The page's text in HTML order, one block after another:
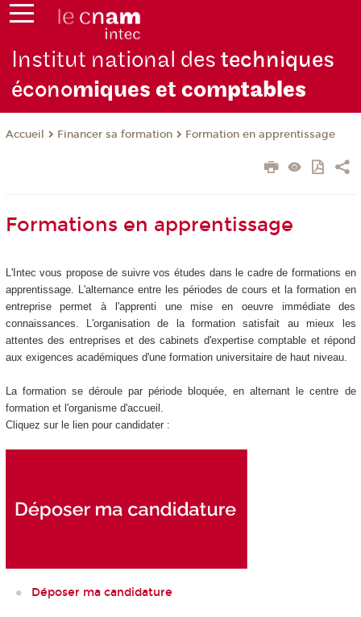
Institut national destechniques
économiques et comptables
Accueil Financer sa formation Formation en apprentissage
Formations en apprentissage
L'Intec vous propose de suivre vos études dans le cadre de formations en
apprentissage. L'alternance entre les périodes de cours et la formation en
entreprise permet à l'apprenti une mise en oeuvre immédiate des
connaissances. L'organisation de la formation satisfait au mieux les
attentes des entreprises et des cabinets d'expertise comptable et répond
aux exigences académiques d'une formation universitaire de haut niveau.
La formation se déroule par période bloquée, en alternant le centre de
formation et l'organisme d'accueil.
Cliquez sur le lien pour candidater :
Déposer ma candidature